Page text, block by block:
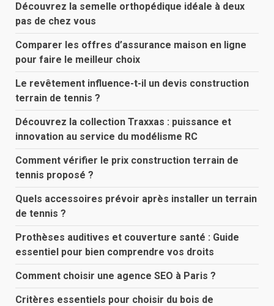
Découvrez la semelle orthopédique idéale à deux
pas de chez vous
Comparer les offres d’assurance maison en ligne
pour faire le meilleur choix
Le revêtement influence-t-il un devis construction
terrain de tennis ?
Découvrez la collection Traxxas : puissance et
innovation au service du modélisme RC
Comment vérifier le prix construction terrain de
tennis proposé ?
Quels accessoires prévoir après installer un terrain
de tennis ?
Prothèses auditives et couverture santé : Guide
essentiel pour bien comprendre vos droits
Comment choisir une agence SEO à Paris ?
Critères essentiels pour choisir du bois de